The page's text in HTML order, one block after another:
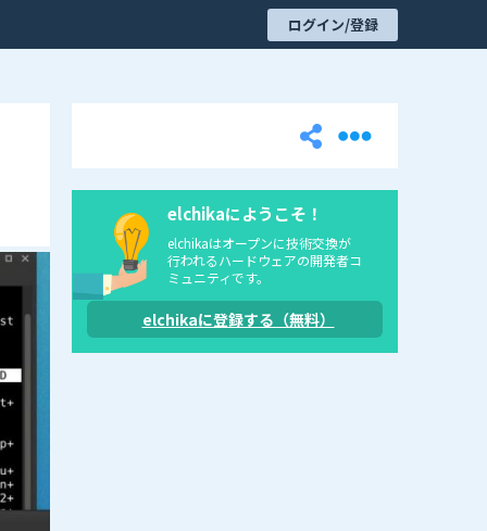
ログイン/登録
elchikaにようこそ！
elchikaはオープンに技術交換が
行われるハードウェアの開発者コ
ミュニティです。
elchikaに登録する（無料）